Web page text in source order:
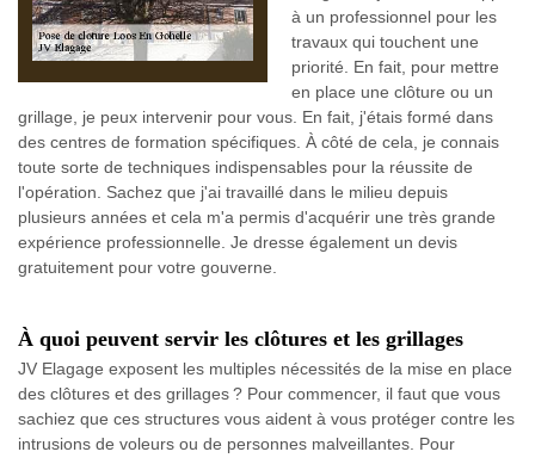
à un professionnel pour les
travaux qui touchent une
priorité. En fait, pour mettre
en place une clôture ou un
grillage, je peux intervenir pour vous. En fait, j'étais formé dans
des centres de formation spécifiques. À côté de cela, je connais
toute sorte de techniques indispensables pour la réussite de
l'opération. Sachez que j'ai travaillé dans le milieu depuis
plusieurs années et cela m'a permis d'acquérir une très grande
expérience professionnelle. Je dresse également un devis
gratuitement pour votre gouverne.
À quoi peuvent servir les clôtures et les grillages
JV Elagage exposent les multiples nécessités de la mise en place
des clôtures et des grillages ? Pour commencer, il faut que vous
sachiez que ces structures vous aident à vous protéger contre les
intrusions de voleurs ou de personnes malveillantes. Pour